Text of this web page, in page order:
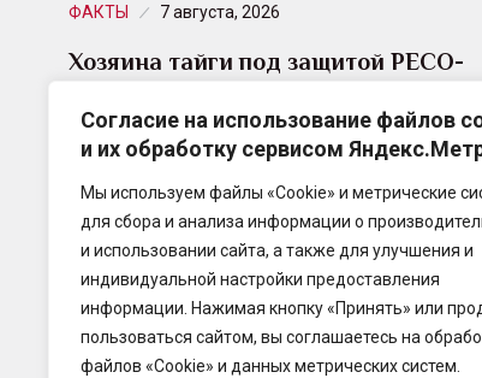
Согласие на использование файлов
и их обработку сервисом
Мы используем файлы «Cookie» и метрические
для сбора и анализа информации о
и использовании сайта, а также для улучшения и
индивидуальной настройки предоставления
информации. Нажимая кнопку «Принять» или
пользоваться сайтом, вы соглашаетесь на
файлов «Cookie» и данных метрических систем.
ФАКТЫ 7 августа, 2026
Хозяина тайги под защитой РЕСО-
Гарантия доставили в парк Югры
РЕСО-Гарантия застраховала перевозку 9-
метровой скульптуры лося. Ее установили у
Казым в Ханты-Мансийском автономном